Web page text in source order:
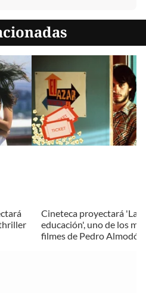
Cineteca proyectará 'La
educación', uno de los
filmes de Pedro